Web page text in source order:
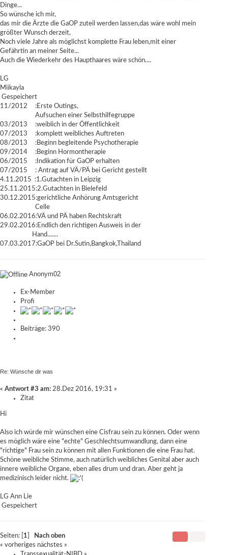
Dinge...
So wünsche ich mir,
das mir die Ärzte die GaOP zuteil werden lassen,das wäre wohl mein
größter Wunsch derzeit,
Noch viele Jahre als möglichst komplette Frau leben,mit einer
Gefährtin an meiner Seite...
Auch die Wiederkehr des Haupthaares wäre schön....
LG
Miikayla
Gespeichert
11/2012 :Erste Outings,
Aufsuchen einer Selbsthilfegruppe
03/2013 :weiblich in der Öffentlichkeit
07/2013 :komplett weibliches Auftreten
08/2013 :Beginn begleitende Psychotherapie
09/2014 :Beginn Hormontherapie
06/2015 :Indikation für GaOP erhalten
07/2015 : Antrag auf VÄ/PÄ bei Gericht gestellt
4.11.2015 :1.Gutachten in Leipzig
25.11.2015:2.Gutachten in Bielefeld
30.12.2015:gerichtliche Anhörung Amtsgericht
Celle
06.02.2016:VÄ und PÄ haben Rechtskraft
29.02.2016:Endlich den richtigen Ausweis in der
Hand.......
07.03.2017:GaOP bei Dr.Sutin,Bangkok,Thailand
Anonym02
Ex-Member
Profi
Beiträge: 390
Re: Wünsche dir was
« Antwort #3 am: 28.Dez 2016, 19:31 »
Zitat
Hi
Also ich würde mir wünschen eine Cisfrau sein zu können. Oder wenn
es möglich wäre eine "echte" Geschlechtsumwandlung, dann eine
"richtige" Frau sein zu können mit allen Funktionen die eine Frau hat.
Schöne weibliche Stimme, auch natürlich weibliches Genital aber auch
innere weibliche Organe, eben alles drum und dran. Aber geht ja
medizinisch leider nicht.
LG Ann Lie
Gespeichert
Seiten: [ 1
Nach oben
« vorheriges nächstes »